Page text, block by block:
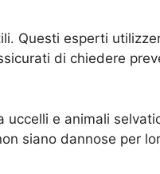
Questi esperti
di chiedere
uccelli e animali
siano dannose per